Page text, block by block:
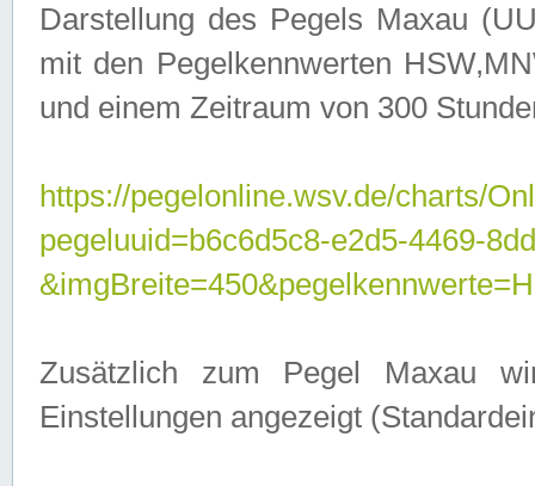
Darstellung des Pegels Maxau
mit den Pegelkennwerten
und einem Zeitraum von 300
https://pegelonline.wsv.de/charts/
pegeluuid=b6c6d5c8-e2d5-4469-
Zusätzlich zum Pegel Maxau
Einstellungen angezeigt